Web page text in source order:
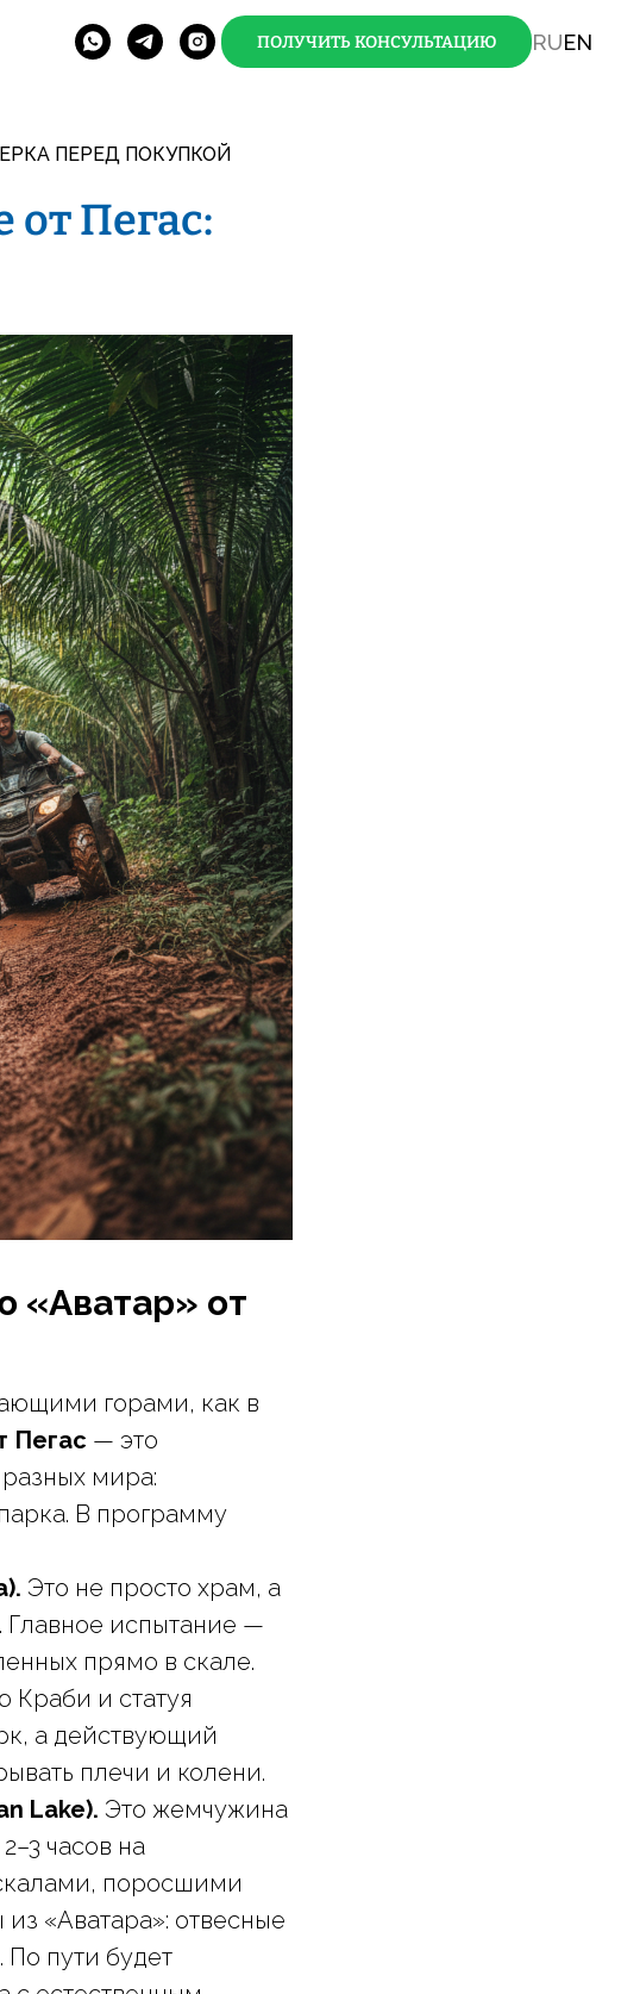
ПОЛУЧИТЬ КОНСУЛЬТАЦИЮ RUEN
ПЕРЕД ПОКУПКОЙ
от Пегас:
«Аватар» от
горами, как в
Пегас — это
мира:
В программу
Это не просто храм, а
Главное испытание —
прямо в скале.
и статуя
а действующий
плечи и колени.
Lake). Это жемчужина
часов на
поросшими
«Аватара»: отвесные
пути будет